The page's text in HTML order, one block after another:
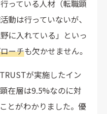
っている人材（転職顕
動は行っていないが、
に入れている」といっ
ーチも欠かせません。
が実施したイン
在層は9.5%なのに対
ことがわかりました。優